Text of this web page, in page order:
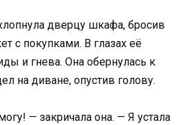
дверцу шкафа, бросив
с покупками. В глазах её
и гнева. Она обернулась к
на диване, опустив голову.
— закричала она. — Я устала